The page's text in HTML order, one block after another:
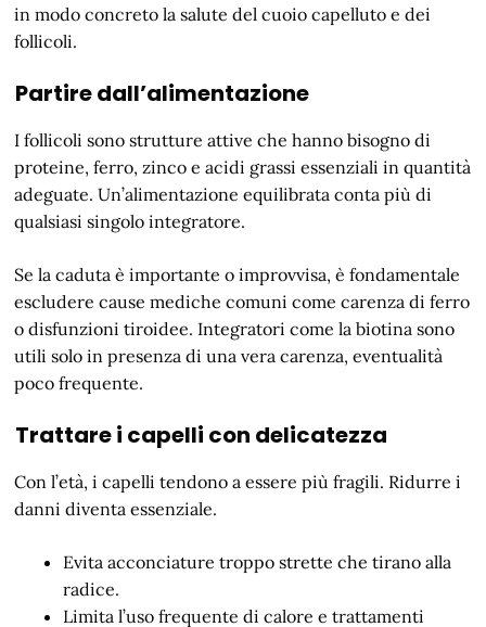
in modo concreto la salute del cuoio capelluto e dei
follicoli.
Partire dall’alimentazione
I follicoli sono strutture attive che hanno bisogno di
proteine, ferro, zinco e acidi grassi essenziali in quantità
adeguate. Un’alimentazione equilibrata conta più di
qualsiasi singolo integratore.
Se la caduta è importante o improvvisa, è fondamentale
escludere cause mediche comuni come carenza di ferro
o disfunzioni tiroidee. Integratori come la biotina sono
utili solo in presenza di una vera carenza, eventualità
poco frequente.
Trattare i capelli con delicatezza
Con l’età, i capelli tendono a essere più fragili. Ridurre i
danni diventa essenziale.
Evita acconciature troppo strette che tirano alla
radice.
Limita l’uso frequente di calore e trattamenti